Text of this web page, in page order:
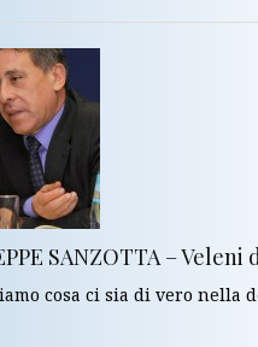
SANZOTTA – Veleni
cosa ci sia di vero nella